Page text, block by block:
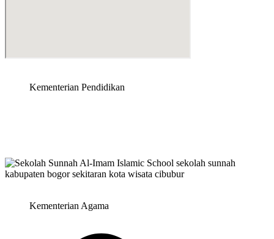
Kementerian Pendidikan
Kementerian Agama